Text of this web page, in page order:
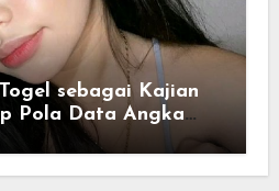
sebagai Kajian
Pola Data Angka